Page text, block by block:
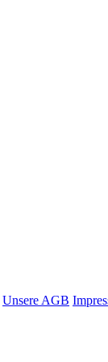
Unsere AGB